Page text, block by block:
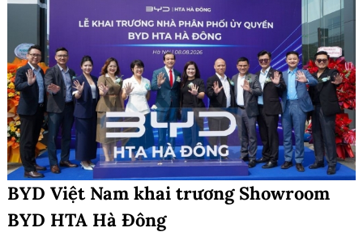
BYD Việt Nam khai trương Showroom
BYD HTA Hà Đông